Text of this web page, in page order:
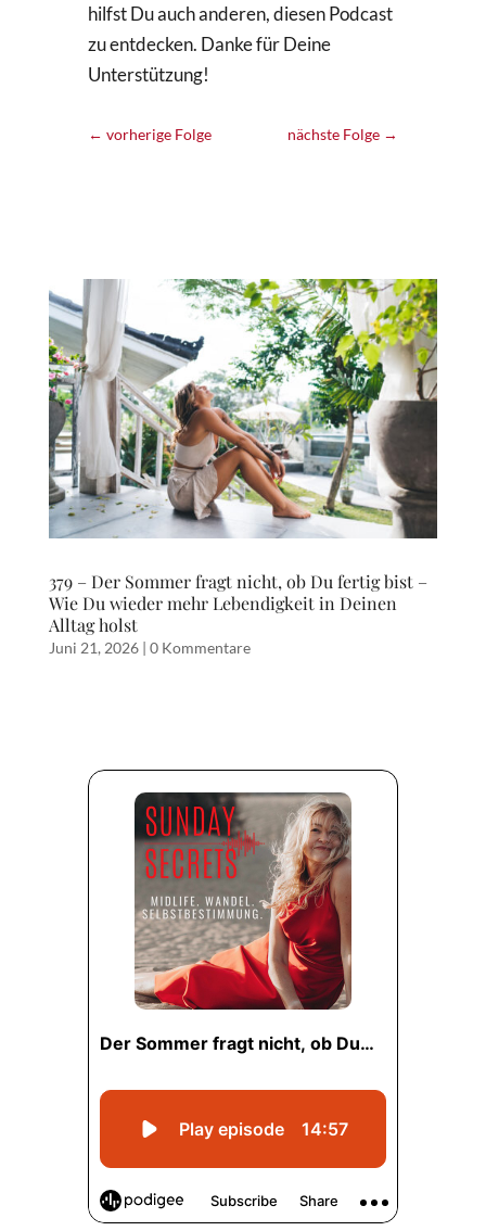
hilfst Du auch anderen, diesen Podcast
zu entdecken. Danke für Deine
Unterstützung!
← vorherige Folge nächste Folge →
379 – Der Sommer fragt nicht, ob Du fertig bist –
Wie Du wieder mehr Lebendigkeit in Deinen
Alltag holst
Juni 21, 2026| 0 Kommentare